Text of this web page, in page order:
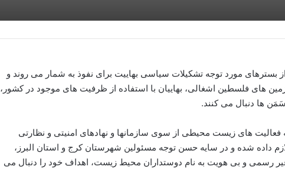
بسترهای مورد توجه تشکیلات سیاسی بهاییت برای نفوذ به شمار می­ روند و
­های فلسطین اشغالی، بهاییان با استفاده از ظرفیت­ های موجود در کشور،
ها دنبال می­ کنند.
فعالیت ­های زیست محیطی از سوی سازمان­ها و نهادهای امنیتی و نظارتی
داده شده و در سایه حسن توجه مسئولین شهرستان کرج و استان البرز،
رسمی و بی هویت به نام دوستداران محیط زیست، اهداف خود را دنبال می